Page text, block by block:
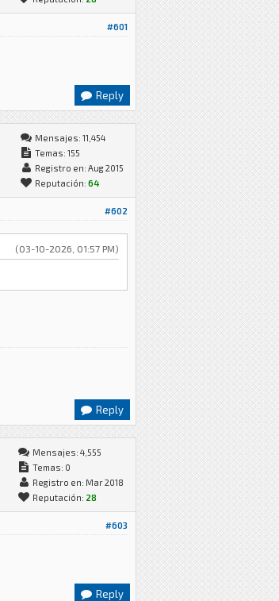
#601
Reply
Mensajes: 11,454
Temas: 155
Registro en: Aug 2015
Reputación: 64
#602
(03-10-2026, 01:57 PM)
Reply
Mensajes: 4,555
Temas: 0
Registro en: Mar 2018
Reputación: 28
#603
Reply